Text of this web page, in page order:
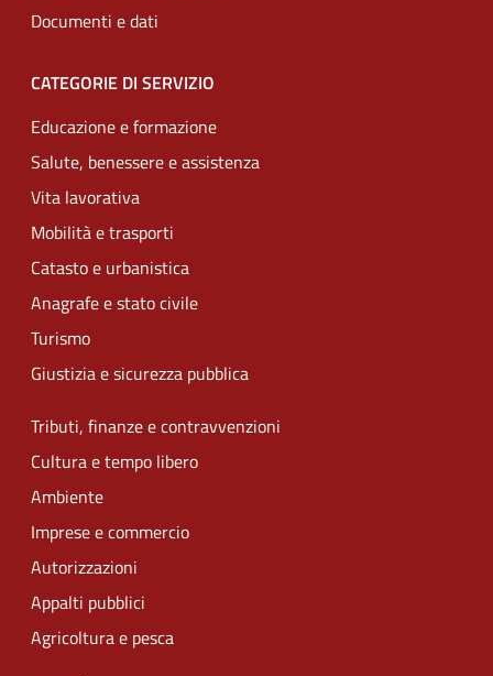
Documenti e dati
CATEGORIE DI SERVIZIO
Educazione e formazione
Salute, benessere e assistenza
Vita lavorativa
Mobilità e trasporti
Catasto e urbanistica
Anagrafe e stato civile
Turismo
Giustizia e sicurezza pubblica
Tributi, finanze e contravvenzioni
Cultura e tempo libero
Ambiente
Imprese e commercio
Autorizzazioni
Appalti pubblici
Agricoltura e pesca